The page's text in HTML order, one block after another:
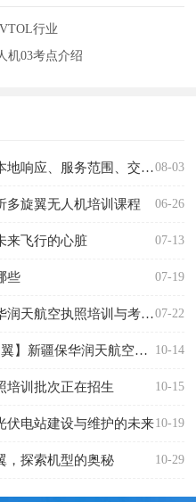
行业
03考点介绍
08-03
新疆多旋翼无人机培训，围绕本地响应、服务范围、交付方式和核验方法怎么判断
06-26
多旋翼无人机培训课程
07-13
来飞行的心脏
07-19
些
07-22
新疆多旋翼无人机培训——保华润天航空执照培训与考试服务
10-14
【多旋翼/固定翼/垂直起降固定翼】新疆保华润天航空无人机培训，一起飞越平凡，触碰未来！
10-15
培训批次正在招生
10-19
伏电站建设与维护的未来
10-29
，探索机型的奥秘